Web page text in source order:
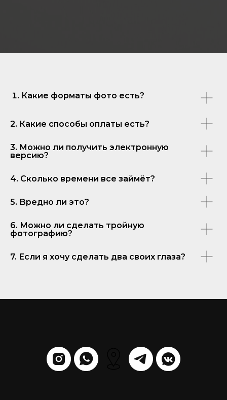
Какие форматы фото есть?
2. Какие способы оплаты есть?
3. Можно ли получить электронную
версию?
4. Сколько времени все займёт?
5. Вредно ли это?
6. Можно ли сделать тройную
фотографию?
7. Если я хочу сделать два своих глаза?